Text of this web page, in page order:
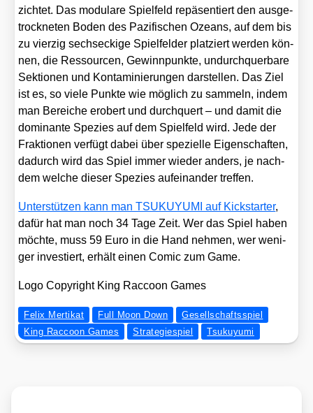
zich­tet. Das modu­la­re Spiel­feld repä­sen­tiert den aus­ge­
trock­ne­ten Boden des Pazi­fi­schen Oze­ans, auf dem bis
zu vier­zig sechs­ecki­ge Spiel­fel­der plat­ziert wer­den kön­
nen, die Res­sour­cen, Gewinn­punk­te, undurch­quer­ba­re
Sek­tio­nen und Kon­ta­mi­nie­run­gen dar­stel­len. Das Ziel
ist es, so vie­le Punk­te wie mög­lich zu sam­meln, indem
man Berei­che erobert und durch­quert – und damit die
domi­nan­te Spe­zi­es auf dem Spiel­feld wird. Jede der
Frak­tio­nen ver­fügt dabei über spe­zi­el­le Eigen­schaf­ten,
dadurch wird das Spiel immer wie­der anders, je nach­
dem wel­che die­ser Spe­zi­es auf­ein­an­der tref­fen.
Unter­stüt­zen kann man TSUKUYUMI auf Kick­star­ter,
dafür hat man noch 34 Tage Zeit. Wer das Spiel haben
möch­te, muss 59 Euro in die Hand neh­men, wer weni­
ger inves­tiert, erhält einen Comic zum Game.
Logo Copy­right King Rac­coon Games
Felix Mertikat Full Moon Down
Gesellschaftsspiel
King Raccoon Games
Strategiespiel Tsukuyumi